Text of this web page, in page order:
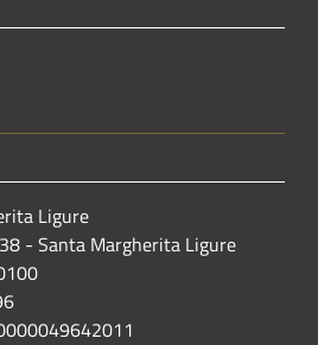
Ligure
- Santa Margherita Ligure